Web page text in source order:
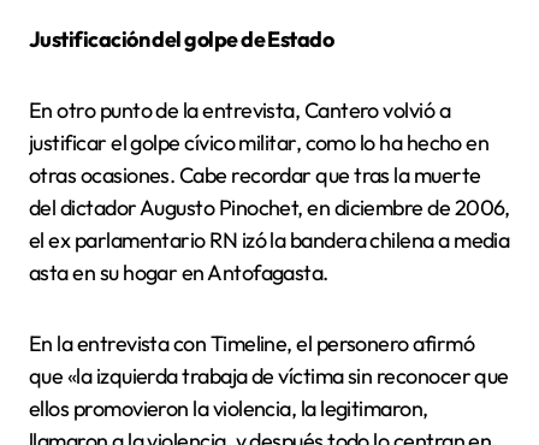
Justificación del golpe de Estado
En otro punto de la entrevista, Cantero volvió a
justificar el golpe cívico militar, como lo ha hecho en
otras ocasiones. Cabe recordar que tras la muerte
del dictador Augusto Pinochet, en diciembre de 2006,
el ex parlamentario RN izó la bandera chilena a media
asta en su hogar en Antofagasta.
En la entrevista con Timeline, el personero afirmó
que «la izquierda trabaja de víctima sin reconocer que
ellos promovieron la violencia, la legitimaron,